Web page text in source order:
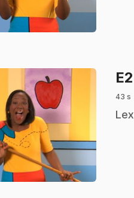
E2
43 s
.